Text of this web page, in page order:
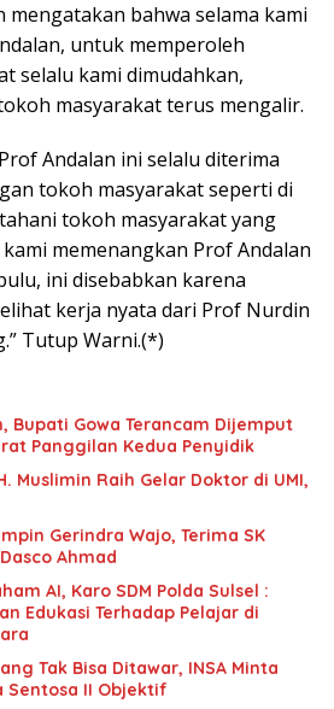
mengatakan bahwa selama kami
untuk memperoleh
selalu kami dimudahkan,
masyarakat terus mengalir.
Andalan ini selalu diterima
tokoh masyarakat seperti di
tokoh masyarakat yang
memenangkan Prof Andalan
ini disebabkan karena
kerja nyata dari Prof Nurdin
Tutup Warni.(*)
Bupati Gowa Terancam Dijemput
Panggilan Kedua Penyidik
Muslimin Raih Gelar Doktor di UMI,
Gerindra Wajo, Terima SK
Ahmad
AI, Karo SDM Polda Sulsel :
Edukasi Terhadap Pelajar di
Tak Bisa Ditawar, INSA Minta
Sentosa II Objektif